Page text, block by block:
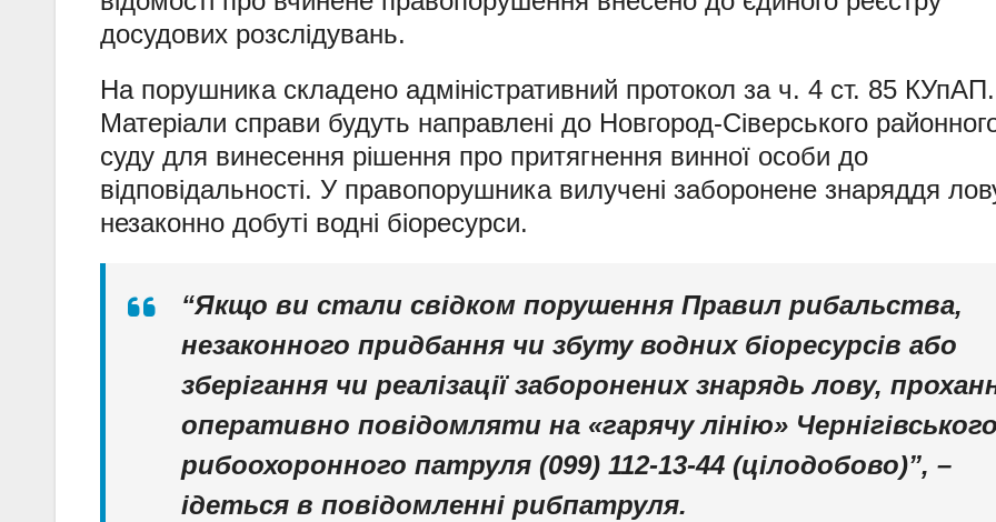
досудових розслідувань.
На порушника складено адміністративний протокол за ч. 4 ст. 85 КУпАП.
Матеріали справи будуть направлені до Новгород-Сіверського
суду для винесення рішення про притягнення винної особи до
відповідальності. У правопорушника вилучені заборонене знаряддя
незаконно добуті водні біоресурси.
“Якщо ви стали свідком порушення Правил рибальства,
незаконного придбання чи збуту водних біоресурсів або
зберігання чи реалізації заборонених знарядь лову,
оперативно повідомляти на «гарячу лінію»
рибоохоронного патруля (099) 112-13-44 (цілодобово)”, –
ідеться в повідомленні рибпатруля.